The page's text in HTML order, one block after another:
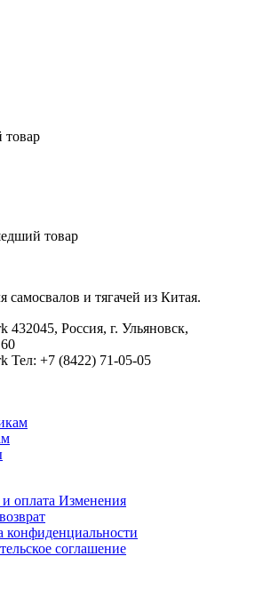
товар
товар
самосвалов и тягачей из Китая.
432045, Россия, г. Ульяновск,
Тел: +7 (8422) 71-05-05
оплата Изменения
конфиденциальности
соглашение